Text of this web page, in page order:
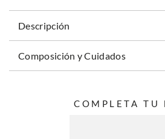
Descripción
Composición y Cuidados
COMPLETA TU